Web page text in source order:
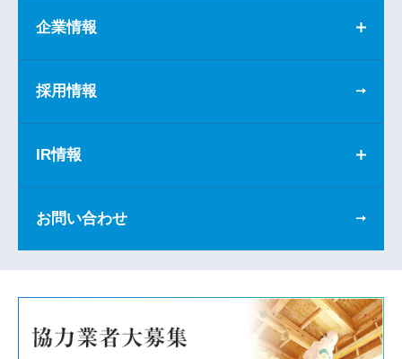
企業情報
採用情報
IR情報
お問い合わせ